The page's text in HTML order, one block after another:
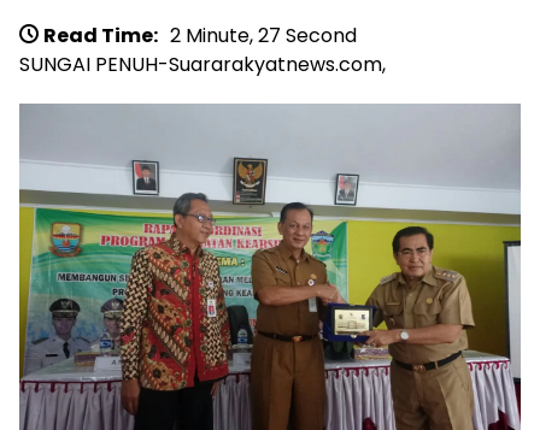
Read Time: 2 Minute, 27 Second
SUNGAI PENUH-Suararakyatnews.com,